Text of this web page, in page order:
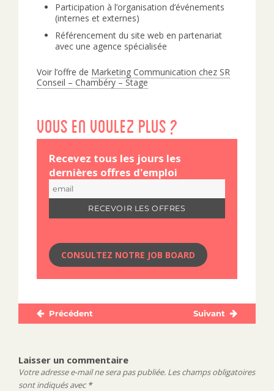
Participation à l’organisation d’événements
(internes et externes)
Référencement du site web en partenariat
avec une agence spécialisée
Voir l’offre de Marketing Communication chez SR
Conseil – Chambéry – Stage
Vous en voulez plus ?
Recevez tous les jours les
dernières offres d'emploi
CONSULTEZ NOTRE JOB BOARD
NavigationPrécédent Suivant
Laisser un commentaire
Votre adresse e-mail ne sera pas publiée. Les champs obligatoires
sont indiqués avec*